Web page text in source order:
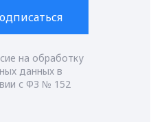
на обработку
данных в
с ФЗ № 152